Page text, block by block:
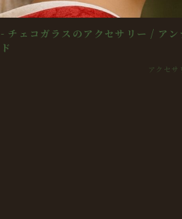
チェコガラスのアクセサリー / アン
アクセサ